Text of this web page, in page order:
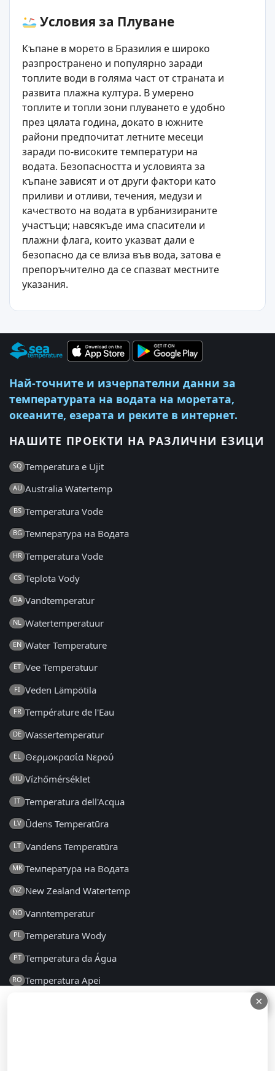
×
Условия за Плуване
Къпане в морето в Бразилия е широко
разпространено и популярно заради
топлите води в голяма част от страната и
развита плажна култура. В умерено
топлите и топли зони плуването е удобно
през цялата година, докато в южните
райони предпочитат летните месеци
заради по-високите температури на
водата. Безопасността и условията за
къпане зависят и от други фактори като
приливи и отливи, течения, медузи и
качеството на водата в урбанизираните
участъци; навсякъде има спасители и
плажни флага, които указват дали е
безопасно да се влиза във вода, затова е
препоръчително да се спазват местните
указания.
Най-точните и изчерпателни данни за
температурата на водата на моретата,
океаните, езерата и реките в интернет.
НАШИТЕ ПРОЕКТИ НА РАЗЛИЧНИ ЕЗИЦИ
SQ Temperatura e Ujit
AU Australia Watertemp
BS Temperatura Vode
BG Температура на Водата
HR Temperatura Vode
CS Teplota Vody
DA Vandtemperatur
NL Watertemperatuur
EN Water Temperature
ET Vee Temperatuur
FI Veden Lämpötila
FR Température de l'Eau
DE Wassertemperatur
EL Θερμοκρασία Νερού
HU Vízhőmérséklet
IT Temperatura dell'Acqua
LV Ūdens Temperatūra
LT Vandens Temperatūra
MK Температура на Водата
NZ New Zealand Watertemp
NO Vanntemperatur
PL Temperatura Wody
PT Temperatura da Água
RO Temperatura Apei
×